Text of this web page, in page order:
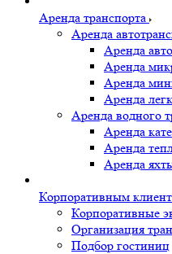
Аренда транспорта
Аренда
Аренда
Аренда
Аренда
Аренда
Аренда водного
Аренда
Аренда
Аренда
Корпоративным
Корпоративные
Организация
Подбор гостиниц